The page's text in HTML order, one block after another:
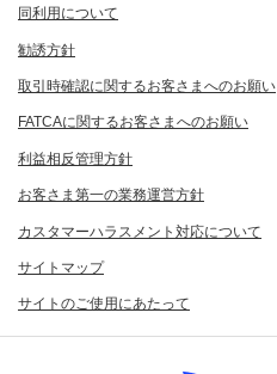
同利用について
勧誘方針
取引時確認に関するお客さまへのお願い
FATCAに関するお客さまへのお願い
利益相反管理方針
お客さま第一の業務運営方針
カスタマーハラスメント対応について
サイトマップ
サイトのご使用にあたって